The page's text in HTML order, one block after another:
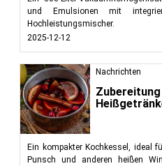
und Emulsionen mit
Hochleistungsmischer.
2025-12-12
Nachrichten
Zubereitung
Ein kompakter Kochkessel, ideal
Punsch und anderen heißen